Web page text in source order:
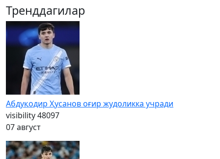
Тренддагилар
Абдуқодир Ҳусанов оғир жудоликка учради
visibility48097
07 август